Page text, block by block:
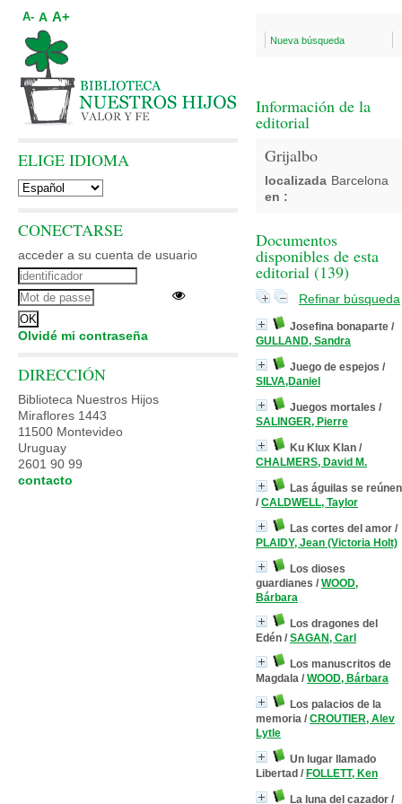
Nueva búsqueda
Información de la
editorial
Grijalbo
localizada
en :
Barcelona
Documentos
disponibles de esta
editorial (139)
Refinar búsqueda
Josefina bonaparte /
GULLAND, Sandra
Juego de espejos /
SILVA,Daniel
Juegos mortales /
SALINGER, Pierre
Ku Klux Klan /
CHALMERS, David M.
Las águilas se reúnen
/ CALDWELL, Taylor
Las cortes del amor /
PLAIDY, Jean (Victoria Holt)
Los dioses
guardianes / WOOD,
Bárbara
Los dragones del
Edén / SAGAN, Carl
Los manuscritos de
Magdala / WOOD, Bárbara
Los palacios de la
memoria / CROUTIER, Alev
Lytle
Un lugar llamado
Libertad / FOLLETT, Ken
La luna del cazador /
A- A A+
ELIGE IDIOMA
CONECTARSE
acceder a su cuenta de usuario
Olvidé mi contraseña
DIRECCIÓN
Biblioteca Nuestros Hijos
Miraflores 1443
11500 Montevideo
Uruguay
2601 90 99
contacto